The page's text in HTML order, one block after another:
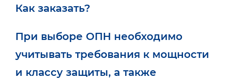
Как заказать?
При выборе ОПН необходимо
учитывать требования к мощности
и классу защиты, а также